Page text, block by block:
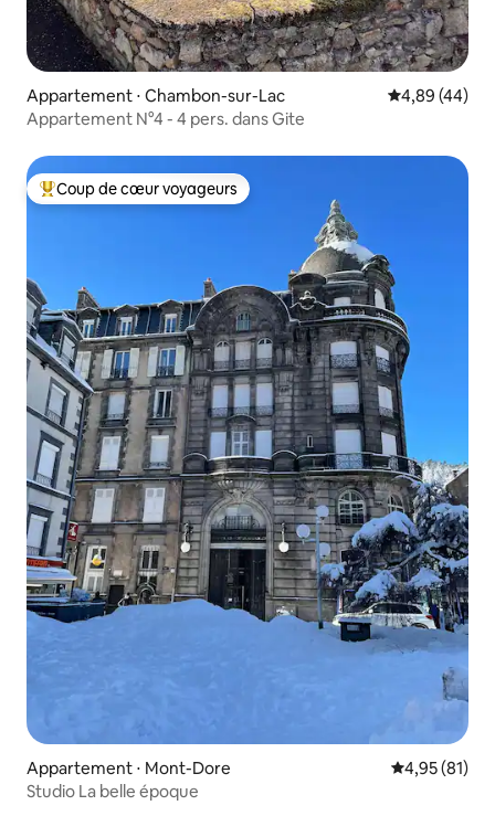
Appartement ⋅ Chambon-sur-Lac Évaluation
4,89 (44)
Appartement N°4 - 4 pers. dans Gite
Coups de cœur voyageurs les plus appréciés
Coup de cœur voyageurs
Appartement ⋅ Mont-Dore Évaluation
4,95 (81)
Studio La belle époque